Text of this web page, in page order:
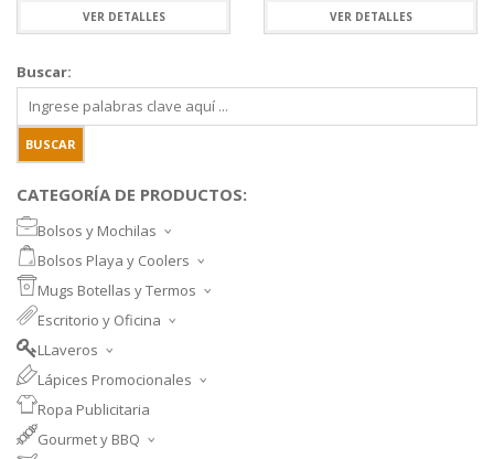
VER DETALLES VER DETALLES
Buscar:
CATEGORÍA DE PRODUCTOS:
Bolsos y Mochilas
MOCHILAS DEPORTIVAS
MOCHILAS NOTEBOOK
MALETINES Y FUNDAS
BANANOS
NECESSAIRE
Bolsos Playa y Coolers
COOLERS
MORRALES
Mugs Botellas y Termos
TAZA DE VIDRIO
SET PARA VINOS
BOTELLAS
BOTELLA TÉRMICA Y TERMOS
TAZONES CERÁMICOS
Escritorio y Oficina
CUADERNOS Y LIBRETAS
CARPETAS EJECUTIVAS
LLaveros
LLAVEROS METAL CUERO
Lápices Promocionales
LÁPICES METALIZADOS
LÁPICES METÁLICOS
Ropa Publicitaria
Gourmet y BBQ